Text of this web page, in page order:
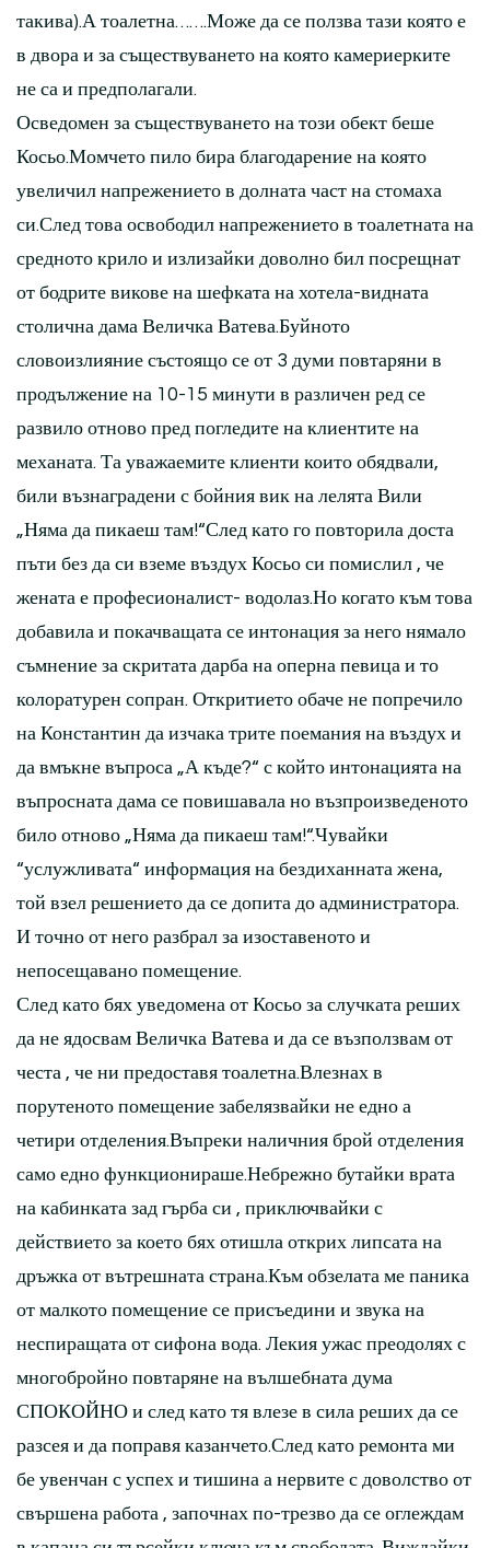
такива).А тоалетна…….Може да се ползва тази която е
в двора и за съществуването на която камериерките
не са и предполагали.
Осведомен за съществуването на този обект беше
Косьо.Момчето пило бира благодарение на която
увеличил напрежението в долната част на стомаха
си.След това освободил напрежението в тоалетната на
средното крило и излизайки доволно бил посрещнат
от бодрите викове на шефката на хотела-видната
столична дама Величка Ватева.Буйното
словоизлияние състоящо се от 3 думи повтаряни в
продължение на 10-15 минути в различен ред се
развило отново пред погледите на клиентите на
механата. Та уважаемите клиенти които обядвали,
били възнаградени с бойния вик на лелята Вили
„Няма да пикаеш там!“След като го повторила доста
пъти без да си вземе въздух Косьо си помислил , че
жената е професионалист- водолаз.Но когато към това
добавила и покачващата се интонация за него нямало
съмнение за скритата дарба на оперна певица и то
колоратурен сопран. Откритието обаче не попречило
на Константин да изчака трите поемания на въздух и
да вмъкне въпроса „А къде?“ с който интонацията на
въпросната дама се повишавала но възпроизведеното
било отново „Няма да пикаеш там!“.Чувайки
“услужливата“ информация на бездиханната жена,
той взел решението да се допита до администратора.
И точно от него разбрал за изоставеното и
непосещавано помещение.
След като бях уведомена от Косьо за случката реших
да не ядосвам Величка Ватева и да се възползвам от
честа , че ни предоставя тоалетна.Влезнах в
порутеното помещение забелязвайки не едно а
четири отделения.Въпреки наличния брой отделения
само едно функционираше.Небрежно бутайки врата
на кабинката зад гърба си , приключвайки с
действието за което бях отишла открих липсата на
дръжка от вътрешната страна.Към обзелата ме паника
от малкото помещение се присъедини и звука на
неспиращата от сифона вода. Лекия ужас преодолях с
многобройно повтаряне на вълшебната дума
СПОКОЙНО и след като тя влезе в сила реших да се
разсея и да поправя казанчето.След като ремонта ми
бе увенчан с успех и тишина а нервите с доволство от
свършена работа , започнах по-трезво да се оглеждам